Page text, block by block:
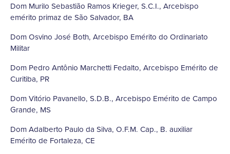
Dom Murilo Sebastião Ramos Krieger, S.C.I., Arcebispo
emérito primaz de São Salvador, BA
Dom Osvino José Both, Arcebispo Emérito do Ordinariato
Militar
Dom Pedro Antônio Marchetti Fedalto, Arcebispo Emérito de
Curitiba, PR
Dom Vitório Pavanello, S.D.B., Arcebispo Emérito de Campo
Grande, MS
Dom Adalberto Paulo da Silva, O.F.M. Cap., B. auxiliar
Emérito de Fortaleza, CE